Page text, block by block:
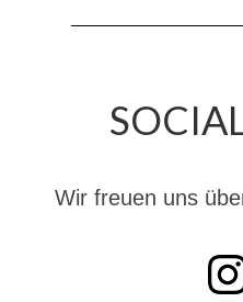
Katastrophenschutz
Wir freuen uns
INSTAGRAM